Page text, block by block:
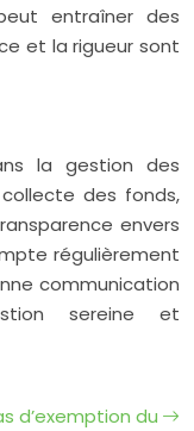
entraîner des
et la rigueur sont
la gestion des
des fonds,
envers
régulièrement
communication
sereine et
d’exemption du